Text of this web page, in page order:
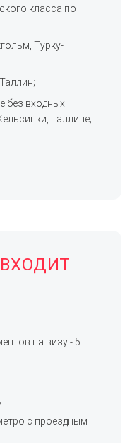
класса по
Турку-
без входных
Таллине;
на визу - 5
с проездным